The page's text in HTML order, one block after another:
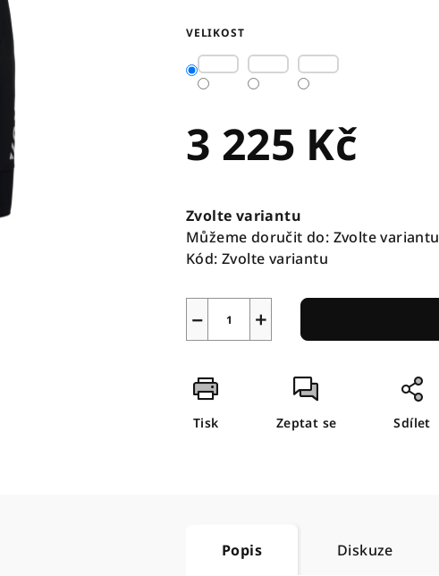
VELIKOST
3 225 Kč
cena:
Zvolte variantu
Můžeme doručit do: Zvolte variantu
Kód: Zvolte variantu
+
−
Tisk Zeptat se Sdílet
Popis Diskuze